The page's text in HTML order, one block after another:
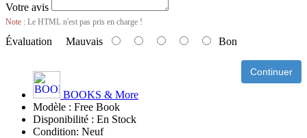
Votre avis
Note : Le HTML n'est pas pris en charge !
Évaluation Mauvais Bon
Continuer
BOOKS & More
Modèle : Free Book
Disponibilité : En Stock
Condition: Neuf